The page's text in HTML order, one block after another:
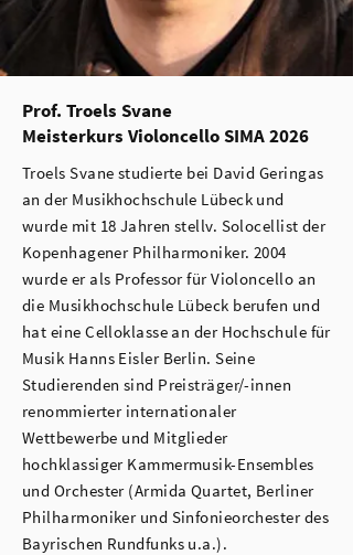
Prof. Troels Svane
Meisterkurs Violoncello SIMA 2026
Troels Svane studierte bei David Geringas
an der Musikhochschule Lübeck und
wurde mit 18 Jahren stellv. Solocellist der
Kopenhagener Philharmoniker. 2004
wurde er als Professor für Violoncello an
die Musikhochschule Lübeck berufen und
hat eine Celloklasse an der Hochschule für
Musik Hanns Eisler Berlin. Seine
Studierenden sind Preisträger/-innen
renommierter internationaler
Wettbewerbe und Mitglieder
hochklassiger Kammermusik-Ensembles
und Orchester (Armida Quartet, Berliner
Philharmoniker und Sinfonieorchester des
Bayrischen Rundfunks u.a.).